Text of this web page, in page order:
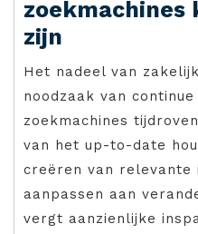
zoekmachines
zijn
Het nadeel van
noodzaak van
zoekmachines
van het up-to-date
creëren van relevante
aanpassen aan
vergt aanzienlijke